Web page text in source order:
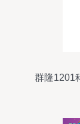
群隆1201